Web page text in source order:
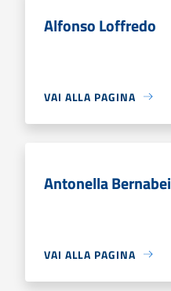
Alfonso Loffredo
VAI ALLA PAGINA
Antonella Bernabei
VAI ALLA PAGINA